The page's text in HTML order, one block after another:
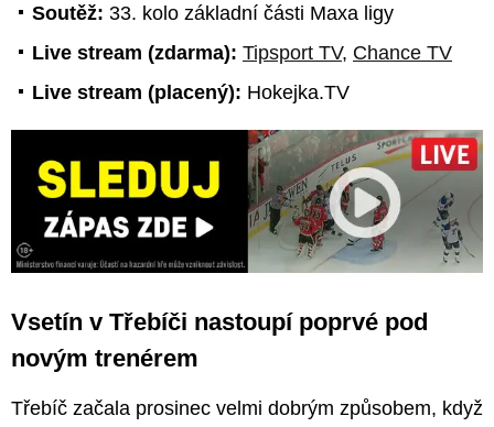
Soutěž: 33. kolo základní části Maxa ligy
Live stream (zdarma): Tipsport TV, Chance TV
Live stream (placený): Hokejka.TV
Vsetín v Třebíči nastoupí poprvé pod
novým trenérem
Třebíč začala prosinec velmi dobrým způsobem, když